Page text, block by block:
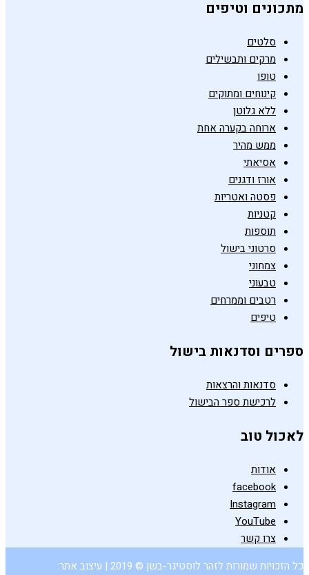
מתכונים וטיפים
סלטים
מרקים ותבשילים
טופו
קינוחים ומתוקים
ללא גלוטן
ארוחה בקערה אחת
ממש מהיר
אסיאתי
אורז ודגנים
פסטה ואטריות
קטניות
תוספות
סרטוני בישול
צמחוני
טבעוני
רטבים וממרחים
טיפים
ספרים וסדנאות בישול
סדנאות והרצאות
לרכישת ספר הבישול
לאכול טוב
אודות
facebook
Instagram
YouTube
צרו קשר
כל הזכויות שמורות לזהר לוסטיגר-בשן © 2019 | עיצוב אתר: